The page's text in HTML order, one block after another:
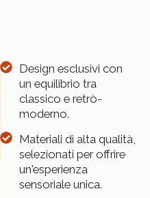
Design esclusivi con
un equilibrio tra
classico e retrò-
moderno.
Materiali di alta qualità,
selezionati per offrire
un'esperienza
sensoriale unica.